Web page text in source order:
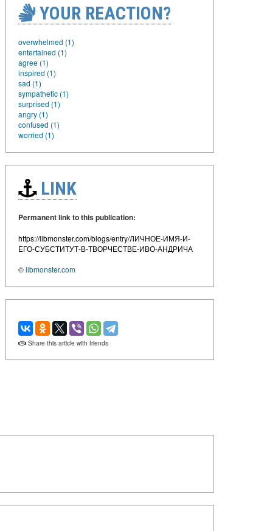
YOUR REACTION?
overwhelmed (1)
entertained (1)
agree (1)
inspired (1)
sad (1)
sympathetic (1)
surprised (1)
angry (1)
confused (1)
worried (1)
LINK
Permanent link to this publication:
https://libmonster.com/blogs/entry/ЛИЧНОЕ-ИМЯ-И-
ЕГО-СУБСТИТУТ-В-ТВОРЧЕСТВЕ-ИВО-АНДРИЧА
©libmonster.com
Share this article with friends